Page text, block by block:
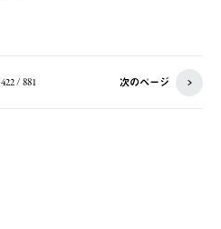
422 / 881 次のページ